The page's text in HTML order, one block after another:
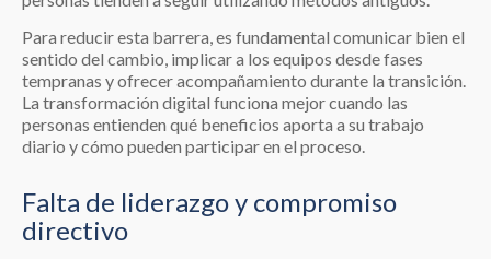
Para reducir esta barrera, es fundamental comunicar bien el
sentido del cambio, implicar a los equipos desde fases
tempranas y ofrecer acompañamiento durante la transición.
La transformación digital funciona mejor cuando las
personas entienden qué beneficios aporta a su trabajo
diario y cómo pueden participar en el proceso.
Falta de liderazgo y compromiso
directivo